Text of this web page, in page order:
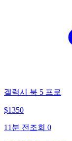
겔럭시 북 5 프로
$1350
11분 전 조회 0